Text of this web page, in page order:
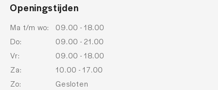
Openingstijden
Ma t/m wo:
09.00 - 18.00
Do:
09.00 - 21.00
Vr:
09.00 - 18.00
Za:
10.00 - 17.00
Zo:
Gesloten